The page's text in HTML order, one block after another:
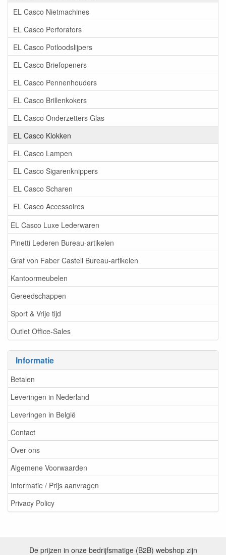
EL Casco Nietmachines
EL Casco Perforators
EL Casco Potloodslijpers
EL Casco Briefopeners
EL Casco Pennenhouders
EL Casco Brillenkokers
EL Casco Onderzetters Glas
EL Casco Klokken
EL Casco Lampen
EL Casco Sigarenknippers
EL Casco Scharen
EL Casco Accessoires
EL Casco Luxe Lederwaren
Pinetti Lederen Bureau-artikelen
Graf von Faber Castell Bureau-artikelen
Kantoormeubelen
Gereedschappen
Sport & Vrije tijd
Outlet Office-Sales
Informatie
Betalen
Leveringen in Nederland
Leveringen in België
Contact
Over ons
Algemene Voorwaarden
Informatie / Prijs aanvragen
Privacy Policy
De prijzen in onze bedrijfsmatige (B2B) webshop zijn